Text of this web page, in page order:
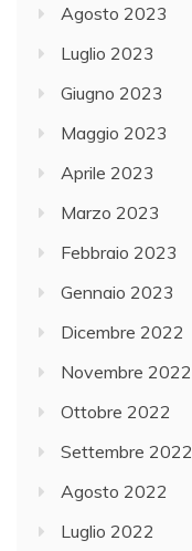
Agosto 2023
Luglio 2023
Giugno 2023
Maggio 2023
Aprile 2023
Marzo 2023
Febbraio 2023
Gennaio 2023
Dicembre 2022
Novembre 2022
Ottobre 2022
Settembre 2022
Agosto 2022
Luglio 2022